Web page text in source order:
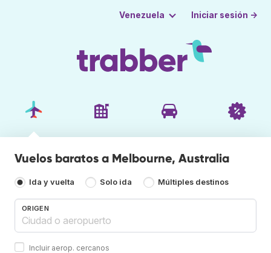
Venezuela Iniciar sesión →
Vuelos baratos a Melbourne, Australia
Ida y vuelta Solo ida Múltiples destinos
ORIGEN
Incluir aerop. cercanos